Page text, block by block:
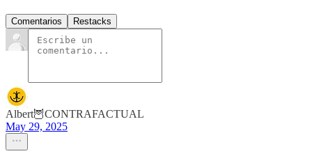
Comentarios Restacks
Albert🦉CONTRAFACTUAL
May 29, 2025